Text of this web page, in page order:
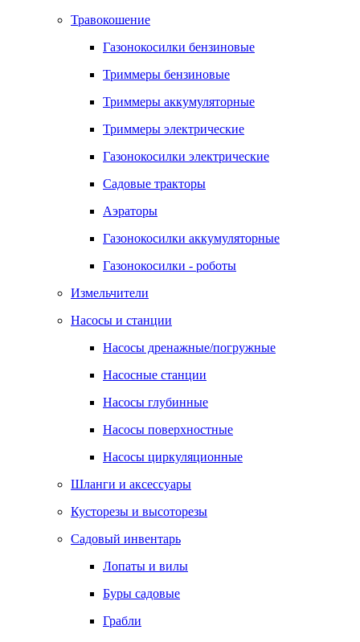
Травокошение
Газонокосилки бензиновые
Триммеры бензиновые
Триммеры аккумуляторные
Триммеры электрические
Газонокосилки электрические
Садовые тракторы
Аэраторы
Газонокосилки аккумуляторные
Газонокосилки - роботы
Измельчители
Насосы и станции
Насосы дренажные/погружные
Насосные станции
Насосы глубинные
Насосы поверхностные
Насосы циркуляционные
Шланги и аксессуары
Кусторезы и высоторезы
Садовый инвентарь
Лопаты и вилы
Буры садовые
Грабли